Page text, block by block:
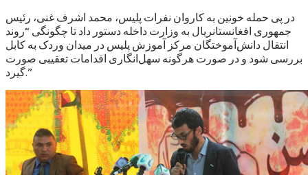
در پی حمله خونین به کاروان نفرات پلیس، محمد اشرف غنی، رئیس
جمهوری افغانستانريال به وزارت داخله دستور داد تا چگونگی “روند
انتقال دانش‌آموختگان مرکز آموزش پلیس در میدان وردک به کابل
بررسی شود و در صورت هرگونه سهل‌انگاری اقدامات تعقیبی صورت
گیرد.”